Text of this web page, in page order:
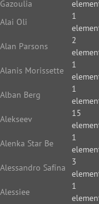
Gazoulia
Alai Oli
1
Alan Parsons
2
Alanis Morissette
1
Alban Berg
1
Alekseev
15
Alenka Star Be
1
Alessandro Safína
3
Alessiee
1